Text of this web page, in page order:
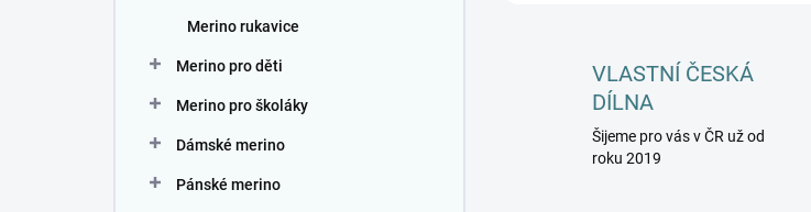
Merino rukavice
Merino pro děti
Merino pro školáky
Dámské merino
Pánské merino
VLASTNÍ ČESKÁ
DÍLNA
Šijeme pro vás v ČR už od
roku 2019